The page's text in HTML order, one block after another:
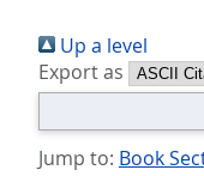
sind
hier:
Up a level
Export as
Jump to: Book